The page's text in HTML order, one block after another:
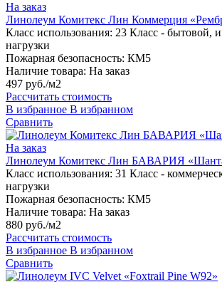
На заказ
Линолеум Комитекс Лин Коммерция
Класс использования: 23 Класс - бытовой,
нагрузки
Пожарная безопасность: КМ5
Наличие товара: На заказ
497 руб./м2
Рассчитать стоимость
В избранное В избранном
Сравнить
На заказ
Линолеум Комитекс Лин БАВАРИЯ
Класс использования: 31 Класс -
нагрузки
Пожарная безопасность: КМ5
Наличие товара: На заказ
880 руб./м2
Рассчитать стоимость
В избранное В избранном
Сравнить